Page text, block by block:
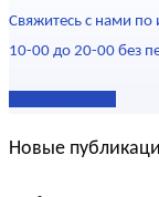
Свяжитесь с нами
10-00 до 20-00 без
Новые